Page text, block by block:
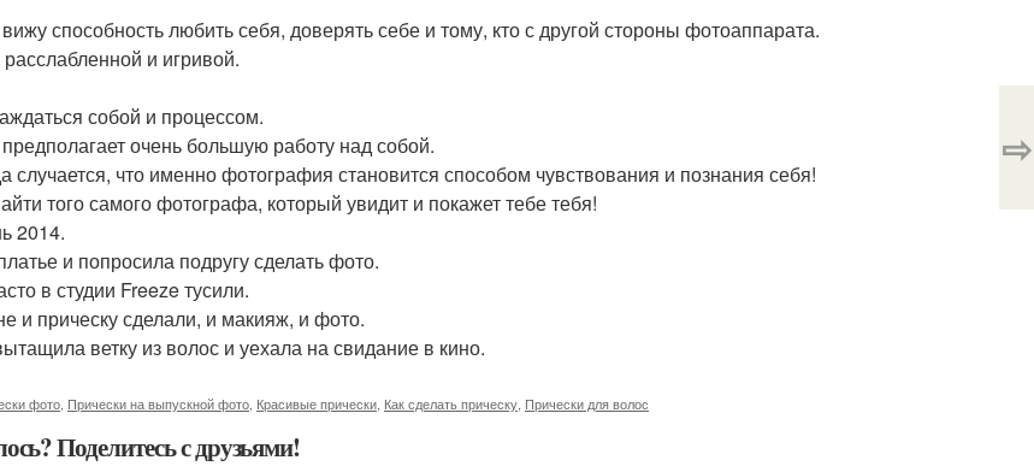
способность любить себя, доверять себе и тому, кто с другой стороны фотоаппарата.
и игривой.
собой и процессом.
очень большую работу над собой.
случается, что именно фотография становится способом чувствования и познания себя!
того самого фотографа, который увидит и покажет тебе тебя!
2014.
и попросила подругу сделать фото.
в студии Freeze тусили.
и прическу сделали, и макияж, и фото.
ветку из волос и уехала на свидание в кино.
фото Прически на выпускной фото Красивые прически Как сделать прическу Прически для волос
Поделитесь с друзьями!
⇨